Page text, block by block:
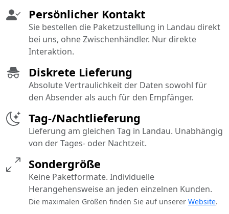
Diskrete Lieferung
Absolute Vertraulichkeit der Daten sowohl für
den Absender als auch für den Empfänger.
Tag-/Nachtlieferung
Lieferung am gleichen Tag in Landau. Unabhängig
von der Tages- oder Nachtzeit.
Persönlicher Kontakt
Sie bestellen die Paketzustellung in Landau direkt
bei uns, ohne Zwischenhändler. Nur direkte
Interaktion.
Sondergröße
Keine Paketformate. Individuelle
Herangehensweise an jeden einzelnen Kunden.
Die maximalen Größen finden Sie auf unserer Website.